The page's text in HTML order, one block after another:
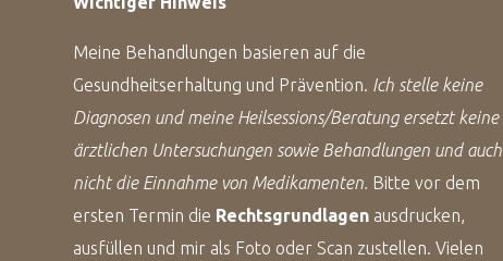
Meine Behandlungen basieren auf die
Gesundheitserhaltung und Prävention. Ich stelle keine
Diagnosen und meine Heilsessions/Beratung ersetzt keine
ärztlichen Untersuchungen sowie Behandlungen und auch
nicht die Einnahme von Medikamenten. Bitte vor dem
ersten Termin die Rechtsgrundlagen ausdrucken,
ausfüllen und mir als Foto oder Scan zustellen. Vielen